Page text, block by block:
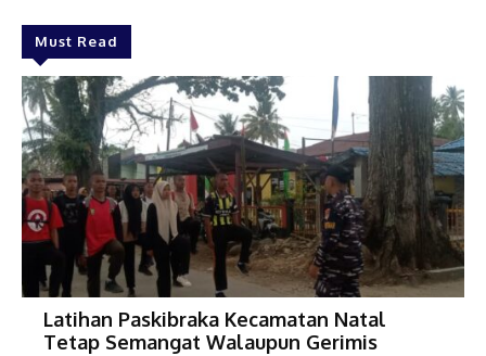
Must Read
Latihan Paskibraka Kecamatan Natal
Tetap Semangat Walaupun Gerimis